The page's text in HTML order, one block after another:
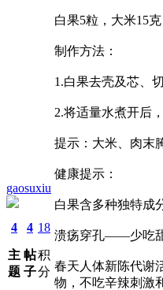
gaosuxiu
4
主
题
4
帖
子
18
积
分
白果5粒，大米15
制作方法：
1.白果去壳及芯、
2.将适量水煮开后
提示：大米、肉末
健康提示：
白果含多种独特成
溃疡穿孔——少吃
春天人体新陈代谢
物，不吃辛辣刺激